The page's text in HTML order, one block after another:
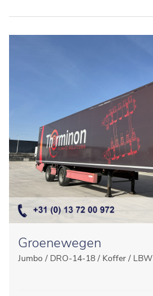
Groenewegen
Jumbo / DRO-14-18 / Koffer / LBW